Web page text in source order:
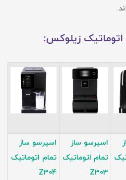
زیلوکس:
اسپرسو ساز
تمام اتوماتیک
Z303
اسپرسو ساز
تمام اتوماتیک
Z304